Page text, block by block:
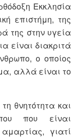
Εκκλησία
επιστήμη, της
της στην υγεία
είναι διακριτά
ο οποίος
αλλά είναι το
θνητότητα και
που είναι
γιατί